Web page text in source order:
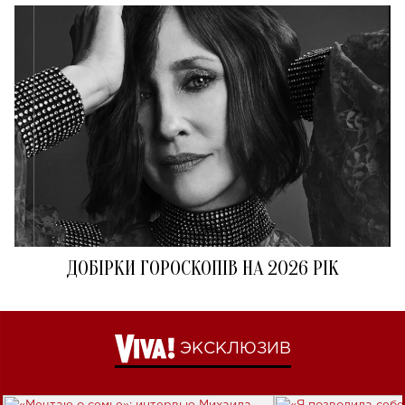
ДОБІРКИ ГОРОСКОПІВ НА 2026 РІК
ЭКСКЛЮЗИВ